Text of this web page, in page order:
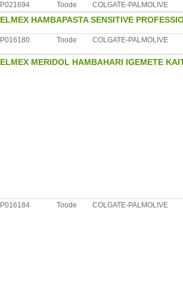
P021694 Toode COLGATE-PALMOLIVE
ELMEX HAMBAPASTA SENSITIVE
P016180 Toode COLGATE-PALMOLIVE
ELMEX MERIDOL HAMBAHARI IGEMETE
P016184 Toode COLGATE-PALMOLIVE